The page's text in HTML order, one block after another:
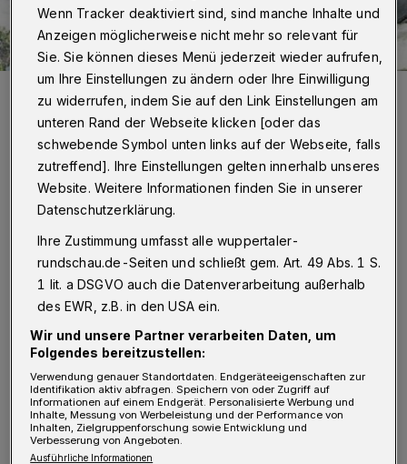
Philipp Grimm an seiner Restauranttür in der Luisenstraße. Unterm
Arm: Wildkräutersalat, gewachsen in Wuppertal, auf den Feldern der
Troxler-Gärtnerei.
A
lle vier Wochen setzt sich Philipp Grimm
mit Stift und Block hin und überlegt.
Was wird es im kommenden Monat auf meiner
Karte geben? „Denn wer nachhaltig kocht,
kocht vor allem regional und saisonal“,
erklärt der Inhaber des Restaurants „79
Grad“, das seit fast sieben Jahren im
Luisenviertel Besucher und Gastrokritiker
Wenn Tracker deaktiviert sind, sind manche Inhalte und
Anzeigen möglicherweise nicht mehr so relevant für
Sie. Sie können dieses Menü jederzeit wieder aufrufen,
um Ihre Einstellungen zu ändern oder Ihre Einwilligung
zu widerrufen, indem Sie auf den Link Einstellungen am
unteren Rand der Webseite klicken [oder das
schwebende Symbol unten links auf der Webseite, falls
zutreffend]. Ihre Einstellungen gelten innerhalb unseres
Website. Weitere Informationen finden Sie in unserer
Datenschutzerklärung.
Ihre Zustimmung umfasst alle wuppertaler-
rundschau.de-Seiten und schließt gem. Art. 49 Abs. 1 S.
1 lit. a DSGVO auch die Datenverarbeitung außerhalb
des EWR, z.B. in den USA ein.
Wir und unsere Partner verarbeiten Daten, um
Folgendes bereitzustellen:
Verwendung genauer Standortdaten. Endgeräteeigenschaften zur
Identifikation aktiv abfragen. Speichern von oder Zugriff auf
Informationen auf einem Endgerät. Personalisierte Werbung und
Inhalte, Messung von Werbeleistung und der Performance von
Inhalten, Zielgruppenforschung sowie Entwicklung und
Verbesserung von Angeboten.
Ausführliche Informationen